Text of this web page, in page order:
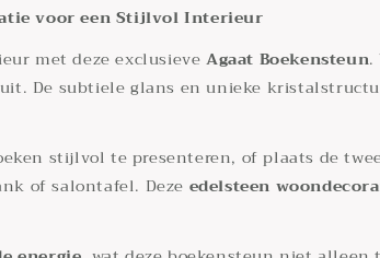
voor een Stijlvol Interieur
met deze exclusieve Agaat Boekensteun.
De subtiele glans en unieke
stijlvol te presenteren, of plaats de
of salontafel. Deze edelsteen